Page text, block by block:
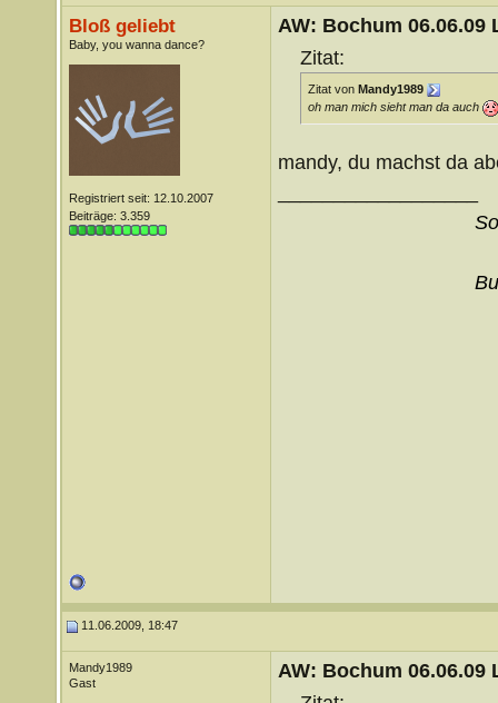
Bloß geliebt
Baby, you wanna dance?
Registriert seit: 12.10.2007
Beiträge: 3.359
AW: Bochum 06.06.09
Zitat:
Zitat von Mandy1989
oh man mich sieht man da auch
mandy, du machst da
11.06.2009, 18:47
Mandy1989
Gast
AW: Bochum 06.06.09